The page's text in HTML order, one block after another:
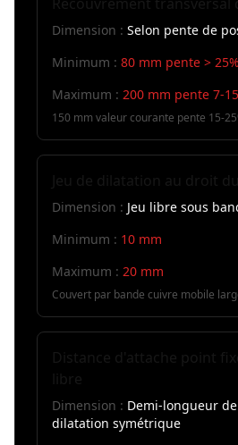
Dimension : Selon pente de
Minimum : 80 mm pente > 25%
Maximum : 200 mm pente 7-
150 mm valeur courante pente 15-
Dimension : Jeu libre sous
Minimum : 10 mm
Maximum : 20 mm
Couvert par bande cuivre mobile
Dimension : Demi-longueur
dilatation symétrique